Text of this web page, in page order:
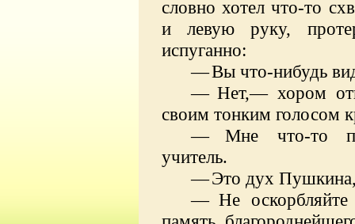
словно хотел что-то
и левую руку,
испуганно:
—Вы что-нибудь
— Нет,— хором
своим тонким голосом
—
Мне что-то
учитель.
—Это дух
— Не